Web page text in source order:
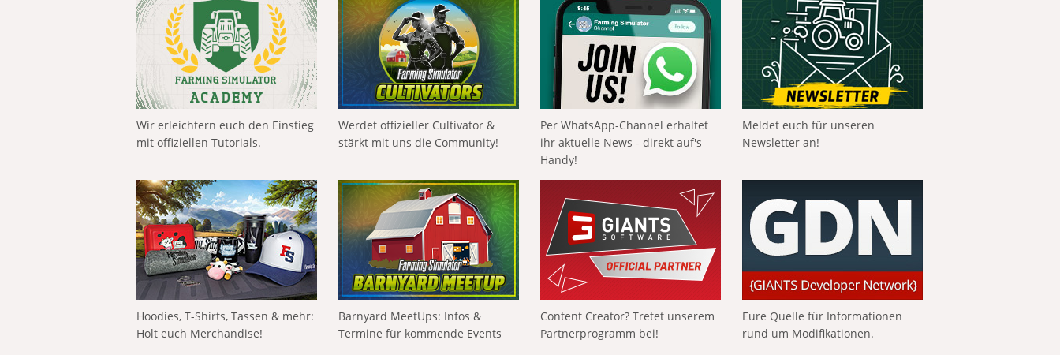
Wir erleichtern euch den Einstieg
mit offiziellen Tutorials.
Werdet offizieller Cultivator &
stärkt mit uns die Community!
Per WhatsApp-Channel erhaltet
ihr aktuelle News - direkt auf's
Handy!
Meldet euch für unseren
Newsletter an!
Hoodies, T-Shirts, Tassen & mehr:
Holt euch Merchandise!
Barnyard MeetUps: Infos &
Termine für kommende Events
Content Creator? Tretet unserem
Partnerprogramm bei!
Eure Quelle für Informationen
rund um Modifikationen.